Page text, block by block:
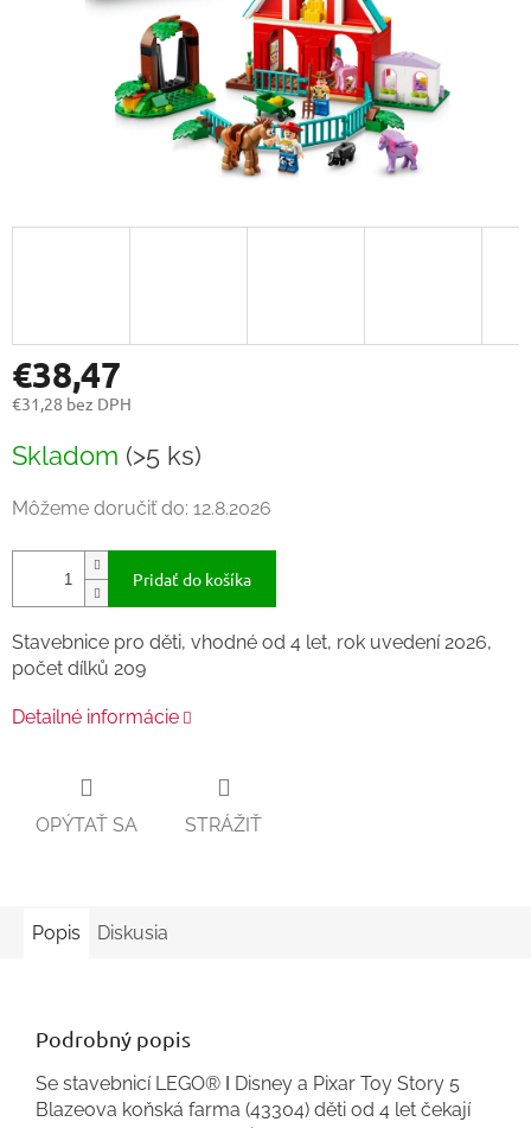
€38,47
€31,28 bez DPH
cena:
Skladom (>5 ks)
Môžeme doručiť do: 12.8.2026
Pridať do košíka
Stavebnice pro děti, vhodné od 4 let, rok uvedení 2026,
počet dílků 209
Detailné informácie
OPÝTAŤ SA STRÁŽIŤ
Popis Diskusia
Podrobný popis
Se stavebnicí LEGO® ǀ Disney a Pixar Toy Story 5
Blazeova koňská farma (43304) děti od 4 let čekají